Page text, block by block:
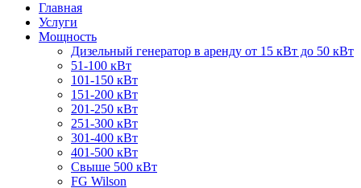
Главная
Услуги
Мощность
Дизельный генератор в аренду от 15 кВт до 50 кВт
51-100 кВт
101-150 кВт
151-200 кВт
201-250 кВт
251-300 кВт
301-400 кВт
401-500 кВт
Свыше 500 кВт
FG Wilson